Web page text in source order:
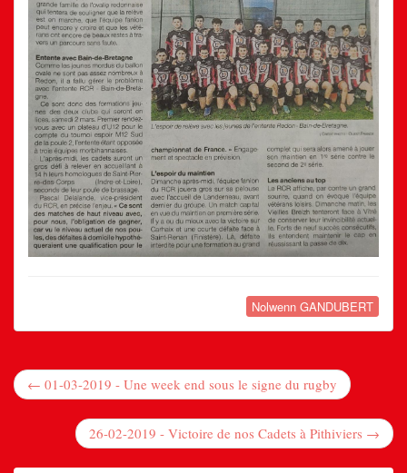
Nolwenn GANDUBERT
← 01-03-2019 - Une week end sous le signe du rugby
26-02-2019 - Victoire de nos Cadets à Pithiviers →